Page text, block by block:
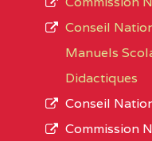
Noms
Localité
Région
L’offre
suit :
1950
Conseil
Manuels
Didactiques
Conseil
Commission